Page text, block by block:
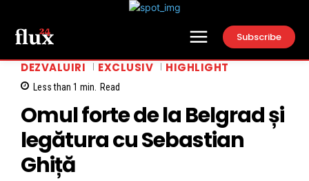
Subscribe
DEZVALUIRI EXCLUSIV HIGHLIGHT
Less than 1 min. Read
Omul forte de la Belgrad și
legătura cu Sebastian
Ghiță